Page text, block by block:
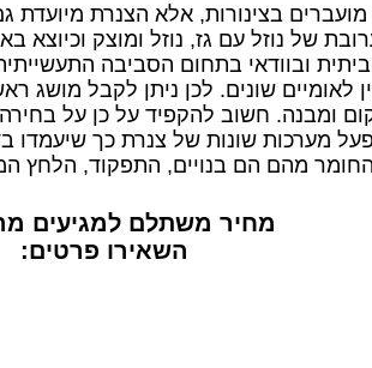
מועברים בצינורות, אלא הצנרת
של נוזל עם גז, נוזל ומוצק
ובוודאי בתחום הסביבה
לאומיים שונים. לכן ניתן לקבל
ומבנה. חשוב להקפיד על כן על
מערכות שונות של צנרת כך שיעמדו
מהם הם בנויים, התפקוד, הלחץ
מחיר משתלם למגיעים
השאירו פרטים: